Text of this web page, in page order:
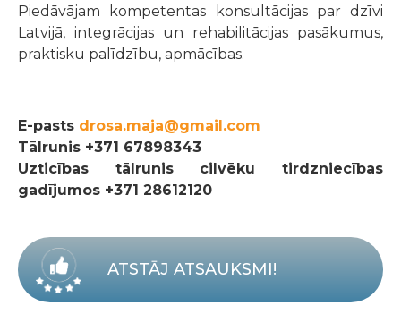
Piedāvājam kompetentas konsultācijas par dzīvi
Latvijā, integrācijas un rehabilitācijas pasākumus,
praktisku palīdzību, apmācības.
E-pasts drosa.maja@gmail.com
Tālrunis +371 67898343
Uzticības tālrunis cilvēku tirdzniecības
gadījumos +371 28612120
ATSTĀJ ATSAUKSMI!